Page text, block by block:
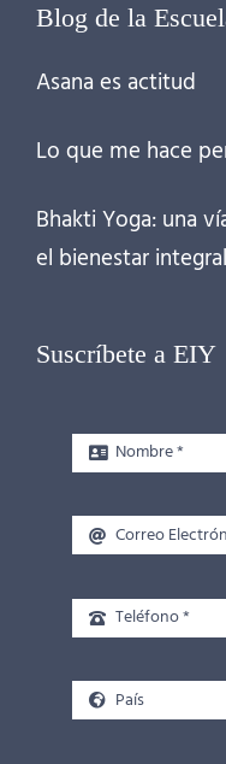
Blog de la
Asana es actitud
Lo que me hace
Bhakti Yoga: una
el bienestar integral
Suscríbete a EIY